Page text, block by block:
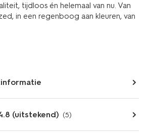
tijdloos én helemaal van nu. Van
in een regenboog aan kleuren, van
(uitstekend) (5)